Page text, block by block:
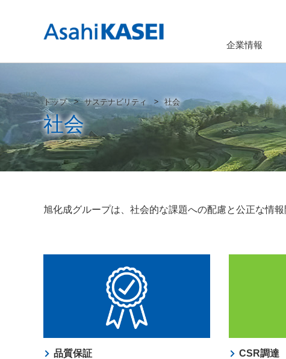
企業情報
トップ サステナビリティ 社会
社会
旭化成グループは、社会的な課題への配慮と公正な情
品質保証 CSR調達